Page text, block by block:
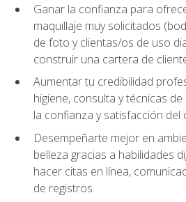
Ganar la confianza para
maquillaje muy solicitados
de foto y clientas/os de uso
construir una cartera de
Aumentar tu credibilidad
higiene, consulta y técnicas
la confianza y satisfacción del
Desempeñarte mejor en
belleza gracias a habilidades
hacer citas en línea,
de registros.